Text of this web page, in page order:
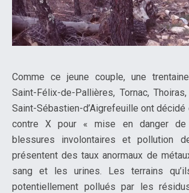
Comme ce jeune couple, une
Saint-Félix-de-Pallières, Tornac,
Saint-Sébastien-d’Aigrefeuille ont
contre X pour « mise en danger de
blessures involontaires et pollution
présentent des taux anormaux de
sang et les urines. Les terrains
potentiellement pollués par les